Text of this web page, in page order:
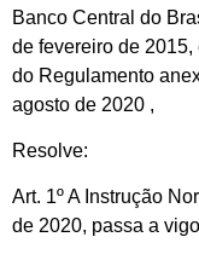
Banco Central do
de fevereiro de
do Regulamento
agosto de 2020 ,
Resolve:
Art. 1º A Instrução
de 2020, passa a